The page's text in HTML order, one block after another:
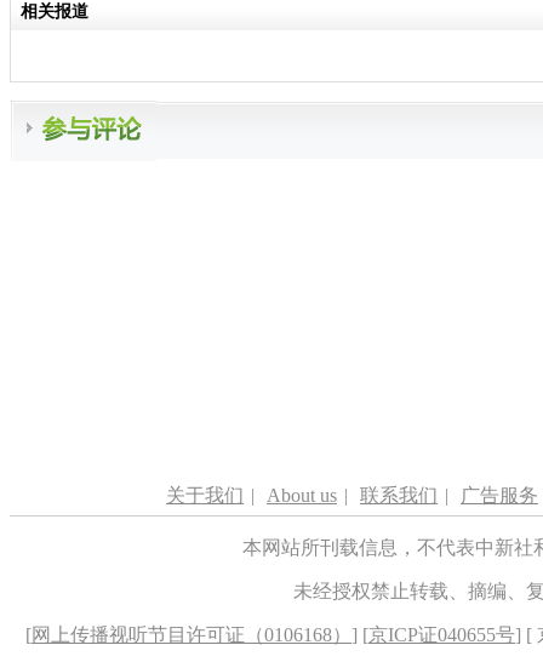
相关报道
关于我们 | About us | 联系我们 | 广告服务
本网站所刊载信息，不代表中新
未经授权禁止转载、摘编、
[网上传播视听节目许可证（0106168） ] [京ICP证040655号] [